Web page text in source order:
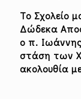
Το Σχολείο
Δώδεκα
ο π.
στάση των
ακολουθία